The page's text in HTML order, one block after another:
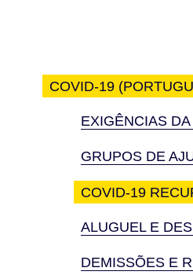
COVID-19
EXIGÊNCIAS
GRUPOS DE
COVID-19
ALUGUEL E
DEMISSÕES E